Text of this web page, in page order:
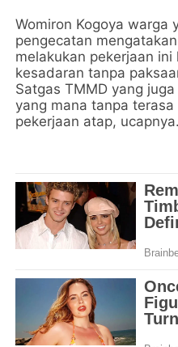
Womiron Kogoya warga
pengecatan
melakukan pekerjaan ini
kesadaran tanpa
Satgas TMMD yang
yang mana tanpa
pekerjaan atap,